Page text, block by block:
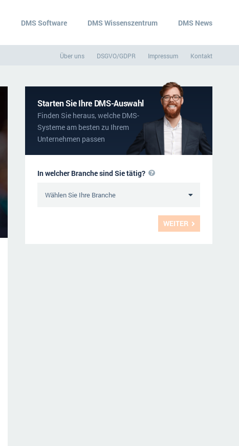
DMS Software DMS Wissenszentrum DMS News
Über uns DSGVO/GDPR Impressum Kontakt
Starten Sie Ihre DMS-Auswahl
Finden Sie heraus, welche DMS-
Systeme am besten zu Ihrem
Unternehmen passen
WEITER
In welcher Branche sind Sie tätig?